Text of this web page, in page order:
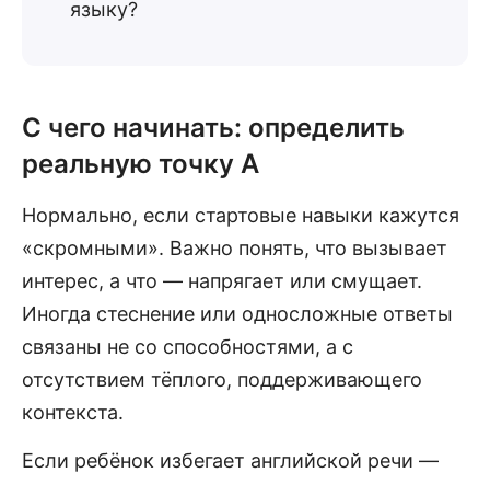
языку?
С чего начинать: определить
реальную точку А
Нормально, если стартовые навыки кажутся
«скромными». Важно понять, что вызывает
интерес, а что — напрягает или смущает.
Иногда стеснение или односложные ответы
связаны не со способностями, а с
отсутствием тёплого, поддерживающего
контекста.
Если ребёнок избегает английской речи —